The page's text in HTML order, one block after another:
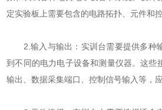
定实验板上需要包含的电路拓扑、元件和控
2.输入与输出：实训台需要提供多种
到不同的电力电子设备和测量仪器。这些
输出、数据采集端口、控制信号输入等，